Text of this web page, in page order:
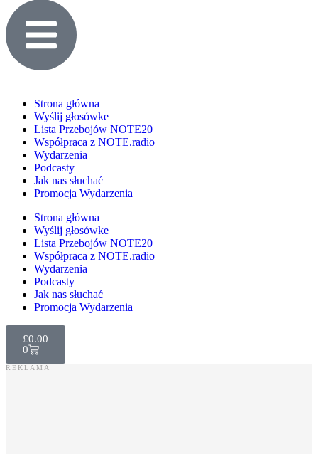
Strona główna
Wyślij głosówke
Lista Przebojów NOTE20
Współpraca z NOTE.radio
Wydarzenia
Podcasty
Jak nas słuchać
Promocja Wydarzenia
Strona główna
Wyślij głosówke
Lista Przebojów NOTE20
Współpraca z NOTE.radio
Wydarzenia
Podcasty
Jak nas słuchać
Promocja Wydarzenia
£0.00
0